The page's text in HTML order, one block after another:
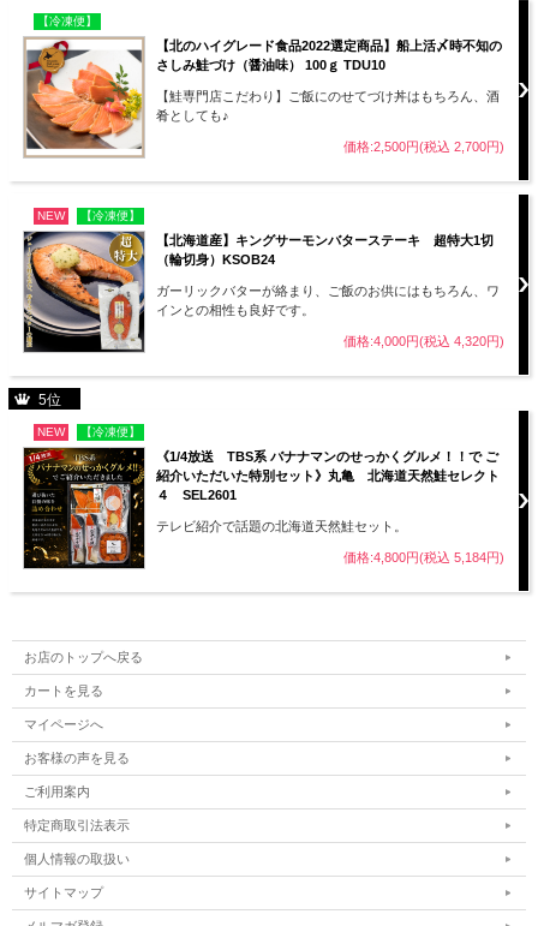
【冷凍便】
【北のハイグレード食品2022選定商品】船上活〆時不知の
さしみ鮭づけ（醤油味） 100ｇ TDU10
【鮭専門店こだわり】ご飯にのせてづけ丼はもちろん、酒
肴としても♪
価格:2,500円(税込 2,700円)
NEW 【冷凍便】
【北海道産】キングサーモンバターステーキ 超特大1切
（輪切身）KSOB24
ガーリックバターが絡まり、ご飯のお供にはもちろん、ワ
インとの相性も良好です。
価格:4,000円(税込 4,320円)
5位
NEW 【冷凍便】
《1/4放送 TBS系 バナナマンのせっかくグルメ！！で ご
紹介いただいた特別セット》丸亀 北海道天然鮭セレクト
４ SEL2601
テレビ紹介で話題の北海道天然鮭セット。
価格:4,800円(税込 5,184円)
お店のトップへ戻る
カートを見る
マイページへ
お客様の声を見る
ご利用案内
特定商取引法表示
個人情報の取扱い
サイトマップ